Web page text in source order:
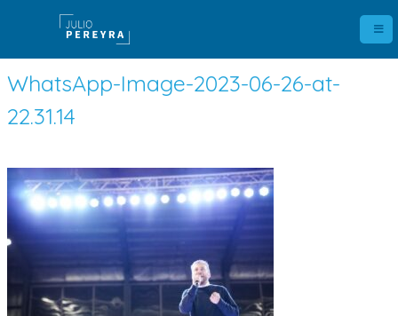
WhatsApp-Image-2023-06-26-at-
22.31.14